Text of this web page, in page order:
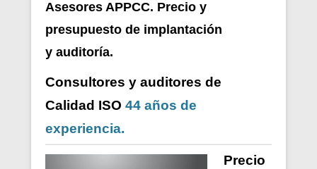
Asesores APPCC. Precio y
presupuesto de implantación
y auditoría.
Consultores y auditores de
Calidad ISO 44 años de
experiencia.
Precio